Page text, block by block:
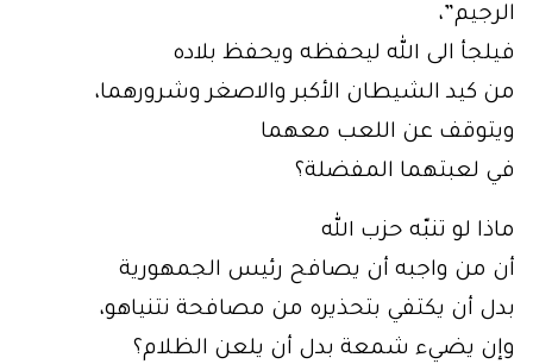
الرجيم”،
فيلجأ الى الله ليحفظه ويحفظ بلاده
من كيد الشيطان الأكبر والاصغر وشرورهما،
ويتوقف عن اللعب معهما
في لعبتهما المفضلة؟
ماذا لو تنبّه حزب الله
أن من واجبه أن يصافح رئيس الجمهورية
بدل أن يكتفي بتحذيره من مصافحة نتنياهو،
وإن يضيء شمعة بدل أن يلعن الظلام؟